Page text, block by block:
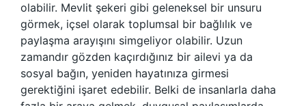
olabilir. Mevlit şekeri gibi geleneksel bir unsuru
görmek, içsel olarak toplumsal bir bağlılık ve
paylaşma arayışını simgeliyor olabilir. Uzun
zamandır gözden kaçırdığınız bir ailevi ya da
sosyal bağın, yeniden hayatınıza girmesi
gerektiğini işaret edebilir. Belki de insanlarla daha